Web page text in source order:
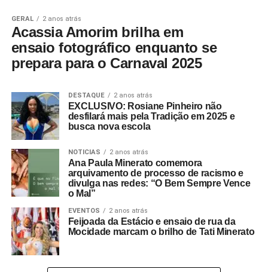
GERAL 2 anos atrás
Acassia Amorim brilha em
ensaio fotográfico enquanto se
prepara para o Carnaval 2025
DESTAQUE 2 anos atrás
EXCLUSIVO: Rosiane Pinheiro não
desfilará mais pela Tradição em 2025 e
busca nova escola
NOTICIAS 2 anos atrás
Ana Paula Minerato comemora
arquivamento de processo de racismo e
divulga nas redes: “O Bem Sempre Vence
o Mal”
EVENTOS 2 anos atrás
Feijoada da Estácio e ensaio de rua da
Mocidade marcam o brilho de Tati Minerato